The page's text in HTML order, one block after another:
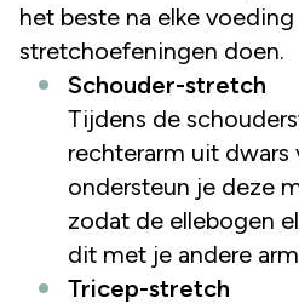
het beste na elke voeding
stretchoefeningen doen.
Schouder-stretch
Tijdens de
rechterarm uit dwars
ondersteun je deze
zodat de ellebogen
dit met je andere
Tricep-stretch